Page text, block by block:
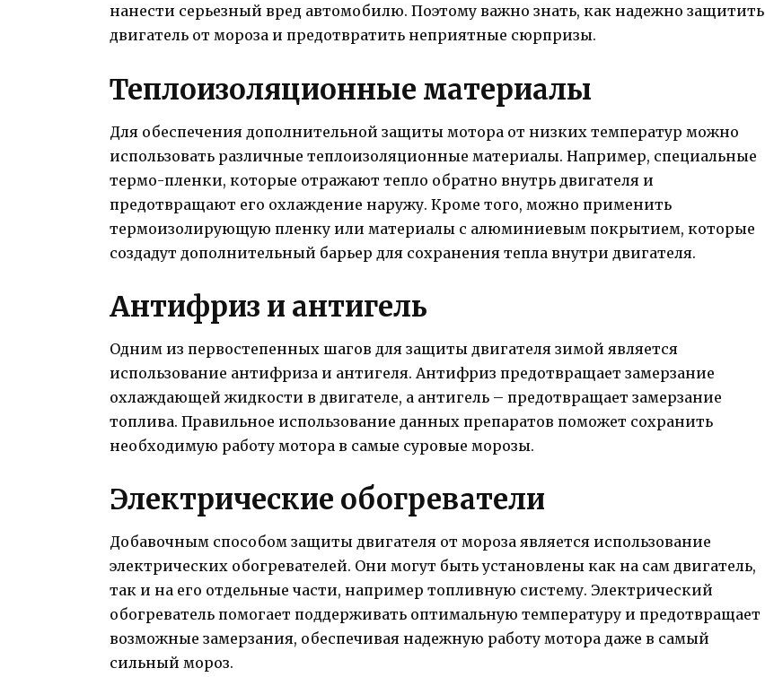
нанести серьезный вред автомобилю. Поэтому важно знать, как надежно защитить
двигатель от мороза и предотвратить неприятные сюрпризы.
Теплоизоляционные материалы
Для обеспечения дополнительной защиты мотора от низких температур можно
использовать различные теплоизоляционные материалы. Например, специальные
термо-пленки, которые отражают тепло обратно внутрь двигателя и
предотвращают его охлаждение наружу. Кроме того, можно применить
термоизолирующую пленку или материалы с алюминиевым покрытием, которые
создадут дополнительный барьер для сохранения тепла внутри двигателя.
Антифриз и антигель
Одним из первостепенных шагов для защиты двигателя зимой является
использование антифриза и антигеля. Антифриз предотвращает замерзание
охлаждающей жидкости в двигателе, а антигель – предотвращает замерзание
топлива. Правильное использование данных препаратов поможет сохранить
необходимую работу мотора в самые суровые морозы.
Электрические обогреватели
Добавочным способом защиты двигателя от мороза является использование
электрических обогревателей. Они могут быть установлены как на сам двигатель,
так и на его отдельные части, например топливную систему. Электрический
обогреватель помогает поддерживать оптимальную температуру и предотвращает
возможные замерзания, обеспечивая надежную работу мотора даже в самый
сильный мороз.